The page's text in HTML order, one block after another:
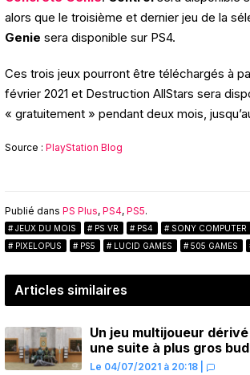
alors que le troisième et dernier jeu de la
Genie sera disponible sur PS4.
Ces trois jeux pourront être téléchargés à
février 2021 et Destruction AllStars sera
« gratuitement » pendant deux mois,
Source : PlayStation Blog
Publié dans PS Plus, PS4, PS5.
JEUX DU MOIS PS VR PS4
SONY COMPUTER
PIXELOPUS
PS5 LUCID GAMES 505 GAMES
Articles similaires
Un jeu multijoueur
une suite à plus gros
Le 04/07/2021 à 20:18